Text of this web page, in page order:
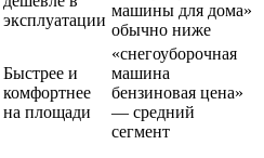
эксплуатации
машины для дома»
обычно ниже
Быстрее и
комфортнее
на площади
«снегоуборочная
машина
бензиновая цена»
— средний
сегмент